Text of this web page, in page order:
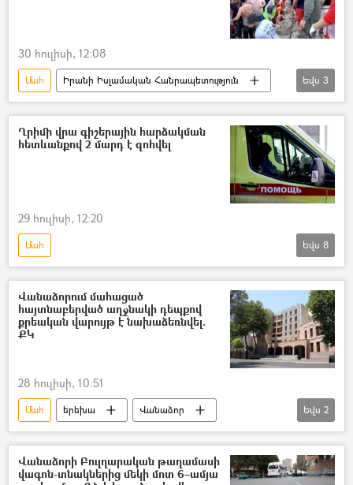
30 հուլիսի, 12:08
Մահ
Իրանի Իսլամական Հանրապետություն
ԱՄՆ
ընտանիք երեխա
Եվս 3
Ղրիմի վրա գիշերային հարձակման
հետևանքով 2 մարդ է զոհվել
29 հուլիսի, 12:20
Մահ
Դոնբասի պաշտպանություն. ՌԴ–ի ռազմական հատուկ գործողությունը Ուկրաինայում
Ղրիմ
Տուժածներ
ռազմական հատուկ գործողություն
Խաղաղապահներն Արցախում
Ուկրաինա
Եվս 8
Վանաձորում մահացած
հայտնաբերված աղջնակի դեպքով
քրեական վարույթ է նախաձեռնվել.
ՔԿ
28 հուլիսի, 10:51
Մահ երեխա
Վանաձոր
ՀՀ քննչական կոմիտե
Դժբախտ պատահար
Եվս 2
Վանաձորի Բուլղարական թաղամասի
վագոն-տնակներից մեկի մոտ 6–ամյա